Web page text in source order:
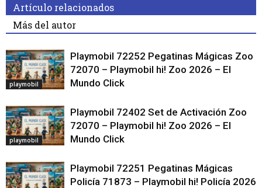
Artículo relacionados
Más del autor
playmobil
Playmobil 72252 Pegatinas Mágicas Zoo
72070 – Playmobil hi! Zoo 2026 – El
Mundo Click
playmobil
Playmobil 72402 Set de Activación Zoo
72070 – Playmobil hi! Zoo 2026 – El
Mundo Click
Playmobil 72251 Pegatinas Mágicas
Policía 71873 – Playmobil hi! Policía 2026